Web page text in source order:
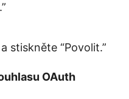
stiskněte “Povolit.”
OAuth